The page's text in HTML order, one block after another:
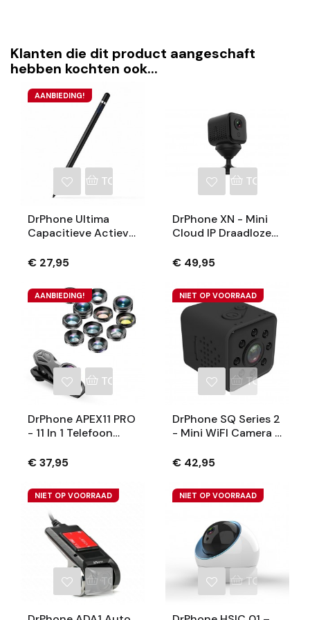
Klanten die dit product aangeschaft
hebben kochten ook...
AANBIEDING!
TOEVOEGEN AAN WINKELWAGEN
DrPhone Ultima
Capacitieve Actieve
- Magnetisch -
Voor IPad Pro / Air /
Mini - Samsung
€ 27,95
DrPhone XN - Mini
Cloud IP Draadloze
Met Magnetische
Videocamera
€ 49,95
AANBIEDING!
TOEVOEGEN AAN WINKELWAGEN
DrPhone APEX11 PRO
- 11 In 1 Telefoon
Professioneel
Lenzen - Macro /
StarFilter / Filters
€ 37,95
NIET OP VOORRAAD
DrPhone SQ Series 2
- Mini WiFI Camera -
IP67 Actioncam -
Super Wide Lens
155° - Zwart
€ 42,95
NIET OP VOORRAAD
TOEVOEGEN AAN WINKELWAGEN
NIET OP VOORRAAD